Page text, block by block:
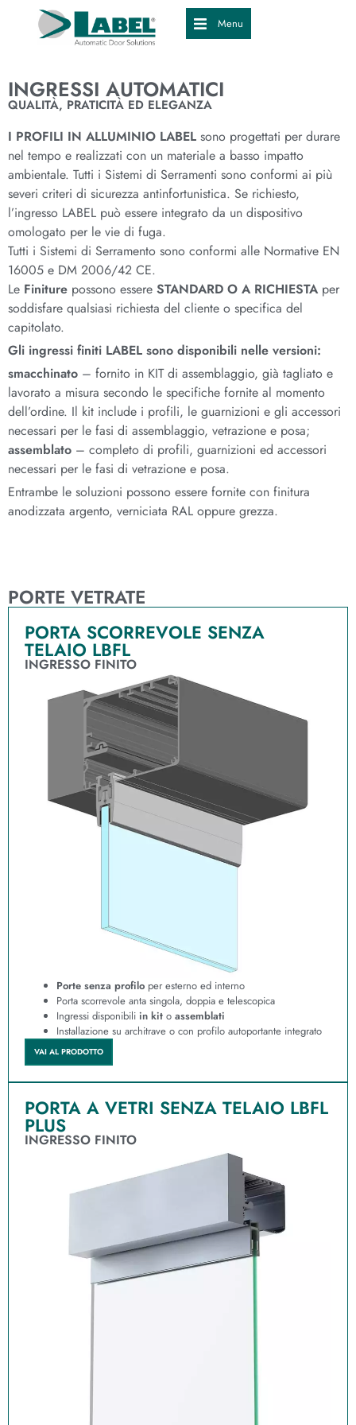
Menu
INGRESSI AUTOMATICI
QUALITÀ, PRATICITÀ ED ELEGANZA
I PROFILI IN ALLUMINIO LABEL sono progettati per durare
nel tempo e realizzati con un materiale a basso impatto
ambientale. Tutti i Sistemi di Serramenti sono conformi ai più
severi criteri di sicurezza antinfortunistica. Se richiesto,
l’ingresso LABEL può essere integrato da un dispositivo
omologato per le vie di fuga.
Tutti i Sistemi di Serramento sono conformi alle Normative EN
16005 e DM 2006/42 CE.
Le Finiture possono essere STANDARD O A RICHIESTAper
soddisfare qualsiasi richiesta del cliente o specifica del
capitolato.
Gli ingressi finiti LABEL sono disponibili nelle versioni:
smacchinato – fornito in KIT di assemblaggio, già tagliato e
lavorato a misura secondo le specifiche fornite al momento
dell’ordine. Il kit include i profili, le guarnizioni e gli accessori
necessari per le fasi di assemblaggio, vetrazione e posa;
assemblato – completo di profili, guarnizioni ed accessori
necessari per le fasi di vetrazione e posa.
Entrambe le soluzioni possono essere fornite con finitura
anodizzata argento, verniciata RAL oppure grezza.
PORTE VETRATE
PORTA SCORREVOLE SENZA
TELAIO LBFL
INGRESSO FINITO
Porte senza profilo per esterno ed interno
Porta scorrevole anta singola, doppia e telescopica
Ingressi disponibili in kit o assemblati
Installazione su architrave o con profilo autoportante integrato
VAI AL PRODOTTO
PORTA A VETRI SENZA TELAIO LBFL
PLUS
INGRESSO FINITO